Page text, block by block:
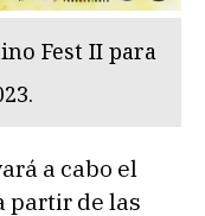
Fest II para
a cabo el
partir de las